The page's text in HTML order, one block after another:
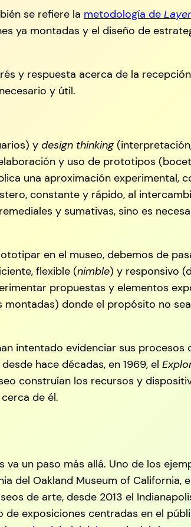
se refiere la metodología de
ya montadas y el diseño de
y respuesta acerca de la
y útil.
y design thinking
y uso de prototipos
una aproximación experimental,
constante y rápido, al
y sumativas, sino es
en el museo, debemos de
flexible (nimble) y responsivo
propuestas y elementos
donde el propósito no
intentado evidenciar sus
hace décadas, en 1969, el
construían los recursos y
de él.
un paso más allá. Uno de los
del Oakland Museum of California,
de arte, desde 2013 el
exposiciones centradas en el